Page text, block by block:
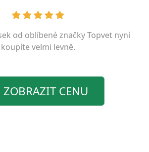
od oblíbené značkyTopvet nyní
koupíte velmi levně.
ZOBRAZIT CENU